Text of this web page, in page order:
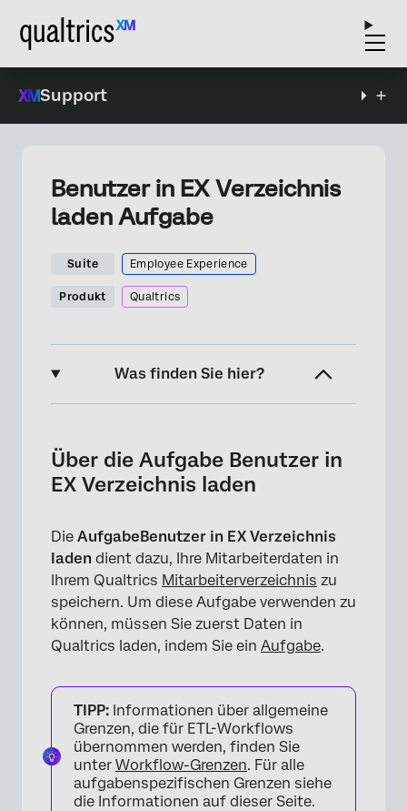
Support
Benutzer in EX Verzeichnis
laden Aufgabe
Suite Employee Experience
Produkt Qualtrics
Was finden Sie hier?
Einrichten einer Aufgabe “Benutzer in das
EX-Verzeichnis laden
FAQs
Über die Aufgabe Benutzer in
EX Verzeichnis laden
Die AufgabeBenutzer in EX Verzeichnis
laden dient dazu, Ihre Mitarbeiterdaten in
Ihrem Qualtrics Mitarbeiterverzeichnis zu
speichern. Um diese Aufgabe verwenden zu
können, müssen Sie zuerst Daten in
Qualtrics laden, indem Sie ein Aufgabe.
TIPP: Informationen über allgemeine
Grenzen, die für ETL-Workflows
übernommen werden, finden Sie
unter Workflow-Grenzen. Für alle
aufgabenspezifischen Grenzen siehe
die Informationen auf dieser Seite.